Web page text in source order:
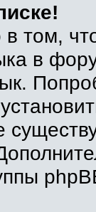
том,
в